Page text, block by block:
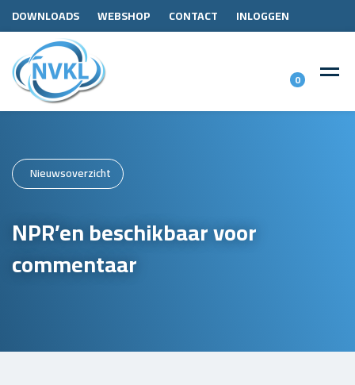
DOWNLOADS WEBSHOP CONTACT INLOGGEN
0
Nieuwsoverzicht
NPR’en beschikbaar voor
commentaar